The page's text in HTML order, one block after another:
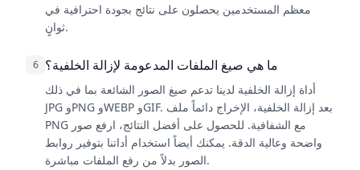
معظم المستخدمين يحصلون على نتائج بجودة احترافية في
ثوانٍ.
6 ما هي صيغ الملفات المدعومة لإزالة الخلفية؟
أداة إزالة الخلفية لدينا تدعم صيغ الصور الشائعة بما في ذلك
JPG وPNG وWEBP وGIF. بعد إزالة الخلفية، الإخراج دائماً ملف
PNG مع الشفافية. للحصول على أفضل النتائج، ارفع صور
واضحة وعالية الدقة. يمكنك أيضاً استخدام أداتنا بتوفير روابط
الصور بدلاً من رفع الملفات مباشرة.